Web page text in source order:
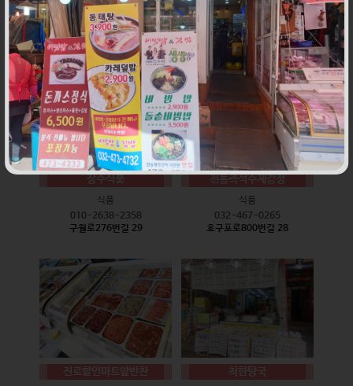
식품
010-9528-3759
구월로276번길 17
식품
032-468-6024
구월로276번길 29
장수식품
식품
010-2638-2358
구월로276번길 29
전통즉석수제강정
식품
032-467-0265
호구포로800번길 28
진로할인마트앞반찬 착한탕국